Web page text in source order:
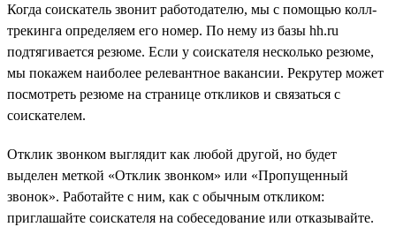
Когда соискатель звонит работодателю, мы с помощью колл-
трекинга определяем его номер. По нему из базы hh.ru
подтягивается резюме. Если у соискателя несколько резюме,
мы покажем наиболее релевантное вакансии. Рекрутер может
посмотреть резюме на странице откликов и связаться с
соискателем.
Отклик звонком выглядит как любой другой, но будет
выделен меткой «Отклик звонком» или «Пропущенный
звонок». Работайте с ним, как с обычным откликом:
приглашайте соискателя на собеседование или отказывайте.